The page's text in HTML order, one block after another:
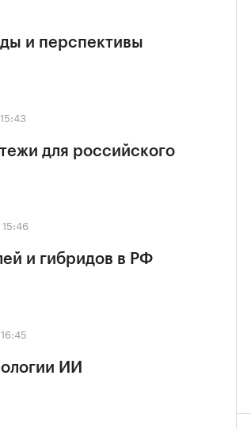
и перспективы
для российского
и гибридов в РФ
ИИ